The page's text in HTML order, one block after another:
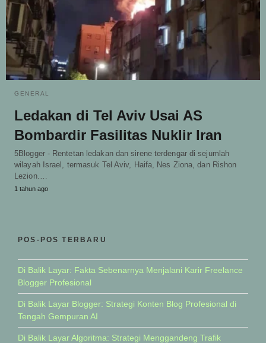
GENERAL
Ledakan di Tel Aviv Usai AS
Bombardir Fasilitas Nuklir Iran
5Blogger - Rentetan ledakan dan sirene terdengar di sejumlah
wilayah Israel, termasuk Tel Aviv, Haifa, Nes Ziona, dan Rishon
Lezion.…
1 tahun ago
POS-POS TERBARU
Di Balik Layar: Fakta Sebenarnya Menjalani Karir Freelance
Blogger Profesional
Di Balik Layar Blogger: Strategi Konten Blog Profesional di
Tengah Gempuran AI
Di Balik Layar Algoritma: Strategi Menggandeng Trafik